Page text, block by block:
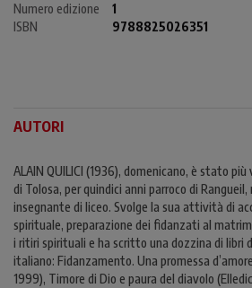
Numero edizione
1
ISBN
9788825026351
AUTORI
ALAIN QUILICI (1936), domenicano, è stato
di Tolosa, per quindici anni parroco di
insegnante di liceo. Svolge la sua attività di
spirituale, preparazione dei fidanzati al
i ritiri spirituali e ha scritto una dozzina di libri
italiano: Fidanzamento. Una promessa
1999), Timore di Dio e paura del diavolo